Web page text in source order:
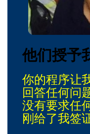
他们授予
你的程序让
回答任何问
没有要求任
刚给了我签